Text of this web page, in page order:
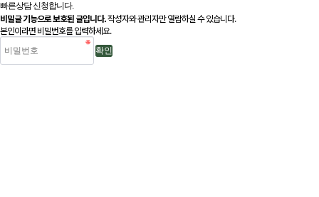
빠른상담 신청합니다.
비밀글 기능으로 보호된 글입니다.작성자와 관리자만 열람하실 수 있습니다.
본인이라면 비밀번호를 입력하세요.